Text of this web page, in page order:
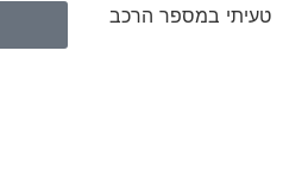
טעיתי במספר הרכב